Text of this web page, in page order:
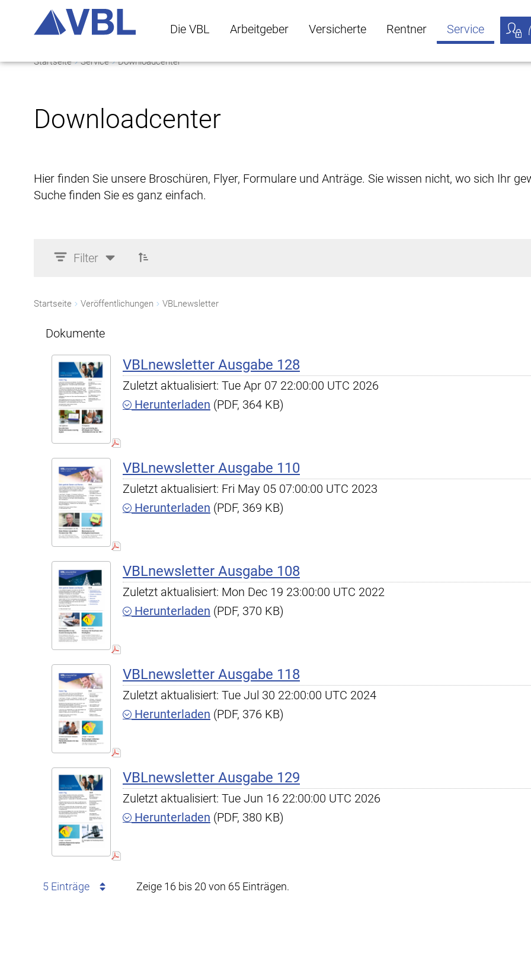
Die VBL Arbeitgeber Versicherte Rentner Service
Startseite Service Downloadcenter
Downloadcenter
Hier finden Sie unsere Broschüren, Flyer, Formulare und Anträge. Sie wissen nicht, wo sich Ihr
Suche finden Sie es ganz einfach.
Filter
Startseite Veröffentlichungen VBLnewsletter
Dokumente
VBLnewsletter Ausgabe 128
Zuletzt aktualisiert: Tue Apr 07 22:00:00 UTC 2026
Herunterladen (PDF, 364 KB)
VBLnewsletter Ausgabe 110
Zuletzt aktualisiert: Fri May 05 07:00:00 UTC 2023
Herunterladen (PDF, 369 KB)
VBLnewsletter Ausgabe 108
Zuletzt aktualisiert: Mon Dec 19 23:00:00 UTC 2022
Herunterladen (PDF, 370 KB)
VBLnewsletter Ausgabe 118
Zuletzt aktualisiert: Tue Jul 30 22:00:00 UTC 2024
Herunterladen (PDF, 376 KB)
VBLnewsletter Ausgabe 129
Zuletzt aktualisiert: Tue Jun 16 22:00:00 UTC 2026
Herunterladen (PDF, 380 KB)
5 Einträge Zeige 16 bis 20 von 65 Einträgen.